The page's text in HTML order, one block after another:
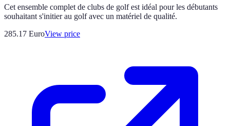
Cet ensemble complet de clubs de golf est idéal pour les débutants
souhaitant s'initier au golf avec un matériel de qualité.
285.17 EuroView price